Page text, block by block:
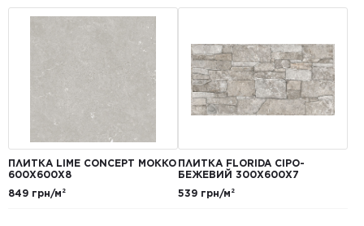
ПЛИТКА LIME CONCEPT МОККО
600Х600Х8
849 грн/м²
ПЛИТКА FLORIDA СІРО-
БЕЖЕВИЙ 300Х600Х7
539 грн/м²